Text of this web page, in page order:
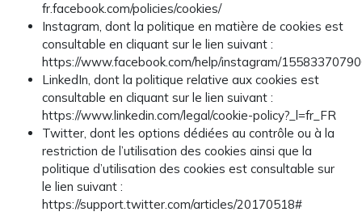
fr.facebook.com/policies/cookies/
Instagram, dont la politique en matière de cookies est
consultable en cliquant sur le lien suivant :
https://www.facebook.com/help/instagram/
LinkedIn, dont la politique relative aux cookies est
consultable en cliquant sur le lien suivant :
https://www.linkedin.com/legal/cookie-policy?_l=fr_FR
Twitter, dont les options dédiées au contrôle ou à la
restriction de l’utilisation des cookies ainsi que la
politique d’utilisation des cookies est consultable sur
le lien suivant :
https://support.twitter.com/articles/20170518#